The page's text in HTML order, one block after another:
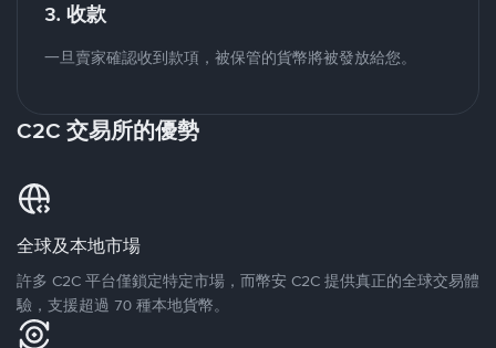
3. 收款
一旦賣家確認收到款項，被保管的貨幣將被發放給您。
C2C 交易所的優勢
全球及本地市場
許多 C2C 平台僅鎖定特定市場，而幣安 C2C 提供真正的全球交易體
驗，支援超過 70 種本地貨幣。